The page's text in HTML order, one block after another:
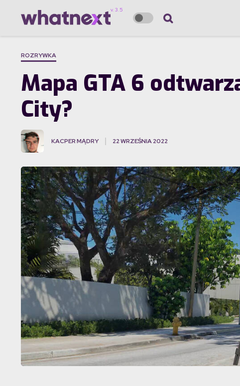
ROZRYWKA
Mapa GTA 6
City?
KACPER MĄDRY 22 WRZEŚNIA 2022